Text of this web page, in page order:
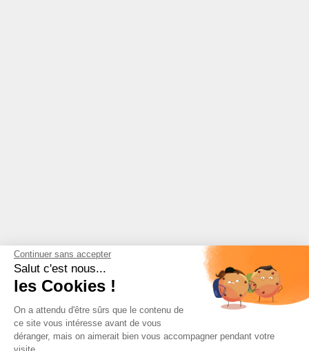
Continuer sans accepter
Salut c'est nous...
les Cookies !
On a attendu d'être sûrs que le contenu de
ce site vous intéresse avant de vous
déranger, mais on aimerait bien vous accompagner pendant votre
visite...